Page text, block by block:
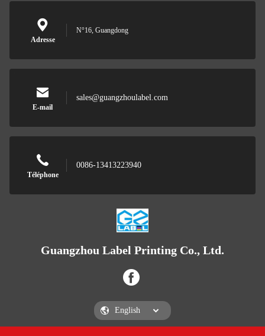
Adresse
N°16, Guangdong
E-mail
sales@guangzhoulabel.com
Téléphone
0086-13413223940
Guangzhou Label Printing Co., Ltd.